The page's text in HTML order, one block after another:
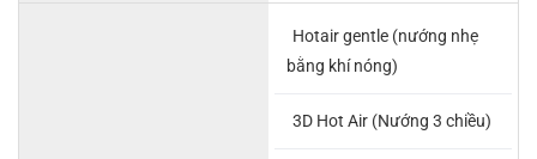
Hotair gentle (nướng nhẹ
bằng khí nóng)
3D Hot Air (Nướng 3 chiều)